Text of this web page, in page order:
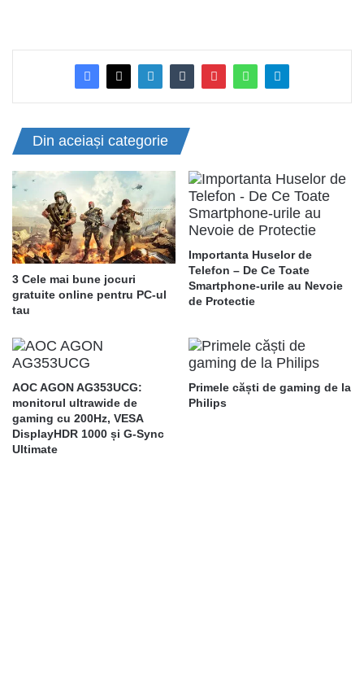
Din aceiași categorie
3 Cele mai bune jocuri
gratuite online pentru PC-ul
tau
Importanta Huselor de
Telefon – De Ce Toate
Smartphone-urile au Nevoie
de Protectie
AOC AGON AG353UCG:
monitorul ultrawide de
gaming cu 200Hz, VESA
DisplayHDR 1000 și G-Sync
Ultimate
Primele căști de gaming de la
Philips